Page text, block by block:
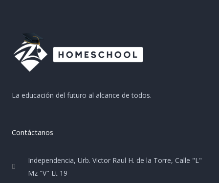
La educación del futuro al alcance de todos.
Contáctanos
Independencia, Urb. Victor Raul H. de la Torre, Calle "L"
Mz "V" Lt 19